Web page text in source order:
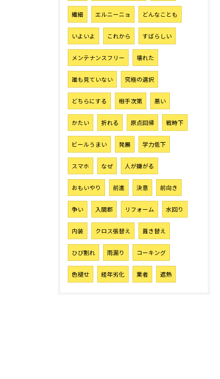
繊細 エルニーニョ どんなことも
いよいよ これから すばらしい
メンテナンスフリー 壊れた
誰も見ていない 究極の選択
どちらにする 相手次第 悪い
かたい 折れる 原点回帰 戦時下
ビールうまい 発展 学力低下
スマホ なぜ 人が嫌がる
おもいやり 前進 決意 前向き
争い 入間郡 リフォーム 水回り
内装 クロス張替え 葺き替え
ひび割れ 雨漏り コーキング
色褪せ 経年劣化 業者 遮熱